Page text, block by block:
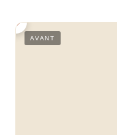
AVANT